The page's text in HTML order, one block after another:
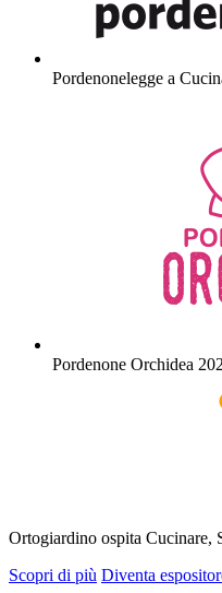
Pordenonelegge a
Pordenone Orchidea
Ortogiardino ospita Cucinare,
Scopri di più Diventa